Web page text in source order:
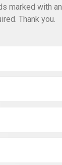
marked with
Thank you.